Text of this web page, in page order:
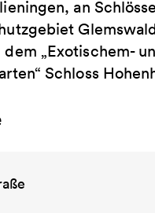
an
dem „Exotischem-
Schloss